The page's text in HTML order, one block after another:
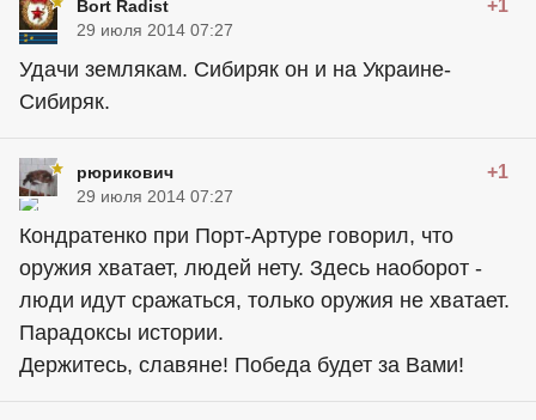
Bort Radist +1
29 июля 2014 07:27
Удачи землякам. Сибиряк он и на Украине-
Сибиряк.
рюрикович +1
29 июля 2014 07:27
Кондратенко при Порт-Артуре говорил, что
оружия хватает, людей нету. Здесь наоборот -
люди идут сражаться, только оружия не хватает.
Парадоксы истории.
Держитесь, славяне! Победа будет за Вами!